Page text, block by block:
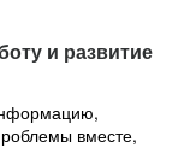
и развитие
вместе,